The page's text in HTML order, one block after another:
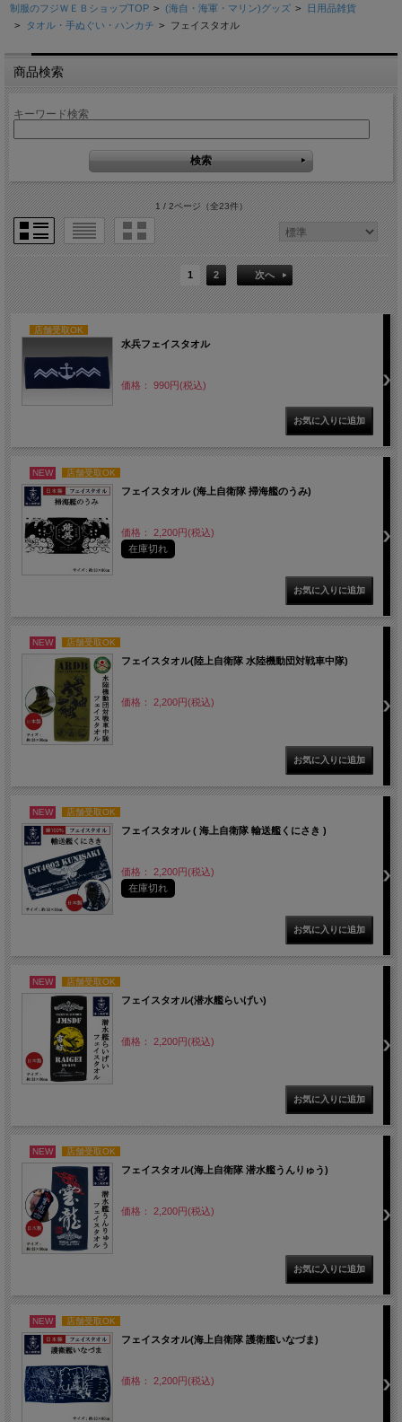
制服のフジＷＥＢショップTOP > (海自・海軍・マリン)グッズ > 日用品雑貨
> タオル・手ぬぐい・ハンカチ > フェイスタオル
商品検索
キーワード検索
1 / 2ページ（全23件）
1 2 次へ
店舗受取OK
水兵フェイスタオル
価格： 990円(税込)
NEW 店舗受取OK
フェイスタオル (海上自衛隊 掃海艦のうみ)
価格： 2,200円(税込)
在庫切れ
NEW 店舗受取OK
フェイスタオル(陸上自衛隊 水陸機動団対戦車中隊)
価格： 2,200円(税込)
NEW 店舗受取OK
フェイスタオル ( 海上自衛隊 輸送艦くにさき )
価格： 2,200円(税込)
在庫切れ
NEW 店舗受取OK
フェイスタオル(潜水艦らいげい)
価格： 2,200円(税込)
NEW 店舗受取OK
フェイスタオル(海上自衛隊 潜水艦うんりゅう)
価格： 2,200円(税込)
NEW 店舗受取OK
フェイスタオル(海上自衛隊 護衛艦いなづま)
価格： 2,200円(税込)